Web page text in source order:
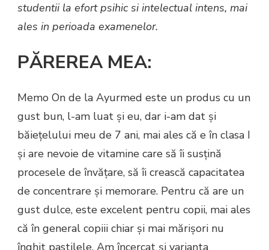
studentii la efort psihic si intelectual intens, mai
ales in perioada examenelor.
PĂREREA MEA:
Memo On de la Ayurmed este un produs cu un
gust bun, l-am luat și eu, dar i-am dat și
băiețelului meu de 7 ani, mai ales că e în clasa I
și are nevoie de vitamine care să îi susțină
procesele de învățare, să îi crească capacitatea
de concentrare și memorare. Pentru că are un
gust dulce, este excelent pentru copii, mai ales
că în general copiii chiar și mai mărișori nu